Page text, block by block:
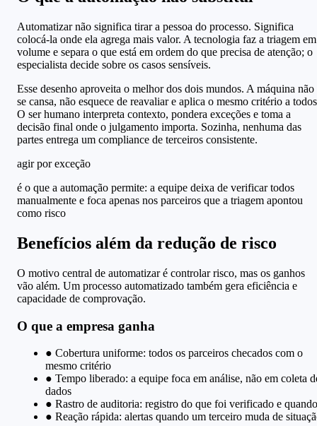
Automatizar não significa tirar a pessoa do processo. Significa
colocá-la onde ela agrega mais valor. A tecnologia faz a triagem em
volume e separa o que está em ordem do que precisa de atenção; o
especialista decide sobre os casos sensíveis.
Esse desenho aproveita o melhor dos dois mundos. A máquina não
se cansa, não esquece de reavaliar e aplica o mesmo critério a
O ser humano interpreta contexto, pondera exceções e toma a
decisão final onde o julgamento importa. Sozinha, nenhuma das
partes entrega um compliance de terceiros consistente.
agir por exceção
é o que a automação permite: a equipe deixa de verificar todos
manualmente e foca apenas nos parceiros que a triagem apontou
como risco
Benefícios além da redução de risco
O motivo central de automatizar é controlar risco, mas os ganhos
vão além. Um processo automatizado também gera eficiência e
capacidade de comprovação.
O que a empresa ganha
● Cobertura uniforme: todos os parceiros checados com o
mesmo critério
● Tempo liberado: a equipe foca em análise, não em coleta
dados
● Rastro de auditoria: registro do que foi verificado e quando
● Reação rápida: alertas quando um terceiro muda de